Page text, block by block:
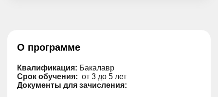
О программе
Квалификация: Бакалавр
Срок обучения: от 3 до 5 лет
Документы для зачисления: